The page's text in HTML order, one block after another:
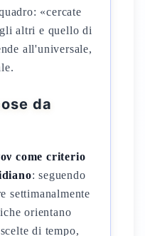
«cercate
altri e quello di
all'universale,
da
come criterio
: seguendo
settimanalmente
orientano
di tempo,